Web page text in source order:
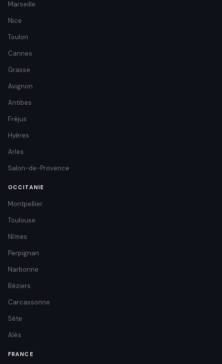
Marseille
Nice
Toulon
Cannes
Grasse
Avignon
Antibes
Fréjus
Hyères
Arles
Salon-de-Provence
OCCITANIE
Montpellier
Toulouse
Nîmes
Perpignan
Narbonne
Béziers
Carcassonne
Sète
Alès
FRANCE